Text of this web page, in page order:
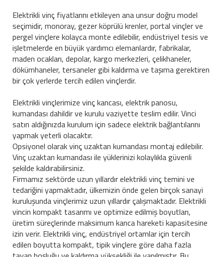
Elektrikli vinç fiyatlarını etkileyen ana unsur doğru model
seçimidir, monoray, gezer köprülü krenler, portal vinçler ve
pergel vinçlere kolayca monte edilebilir, endüstriyel tesis ve
işletmelerde en büyük yardımcı elemanlardır, fabrikalar,
maden ocakları, depolar, kargo merkezleri, çelikhaneler,
dökümhaneler, tersaneler gibi kaldırma ve taşıma gerektiren
bir çok yerlerde tercih edilen vinçlerdir.
Elektrikli vinçlerimize vinç kancası, elektrik panosu,
kumandası dahildir ve kurulu vaziyette teslim edilir. Vinci
satın aldığınızda kurulum için sadece elektrik bağlantılarını
yapmak yeterli olacaktır.
Opsiyonel olarak vinç uzaktan kumandası montaj edilebilir.
Vinç uzaktan kumandası ile yüklerinizi kolaylıkla güvenli
şekilde kaldırabilirsiniz.
Firmamız sektörde uzun yıllardır elektrikli vinç temini ve
tedariğini yapmaktadır, ülkemizin önde gelen birçok sanayi
kuruluşunda vinçlerimiz uzun yıllardır çalışmaktadır. Elektrikli
vincin kompakt tasarımı ve optimize edilmiş boyutları,
üretim süreçlerinde maksimum kanca hareketi kapasitesine
izin verir. Elektrikli vinç, endüstriyel ortamlar için tercih
edilen boyutta kompakt, tipik vinçlere göre daha fazla